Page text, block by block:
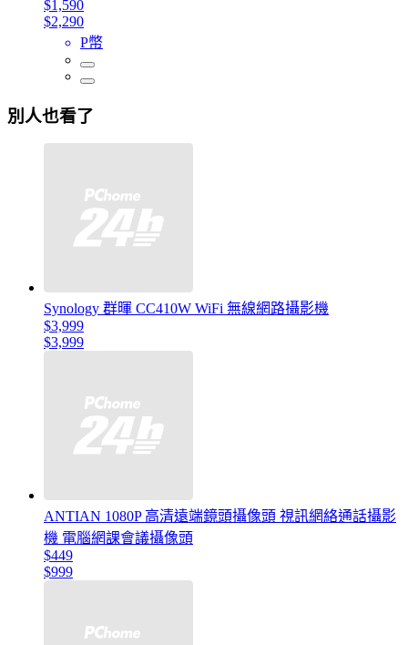
$1,590
$2,290
P幣
別人也看了
Synology 群暉 CC410W WiFi 無線網路攝影機
$3,999
$3,999
ANTIAN 1080P 高清遠端鏡頭攝像頭 視訊網絡通話攝影
機 電腦網課會議攝像頭
$449
$999